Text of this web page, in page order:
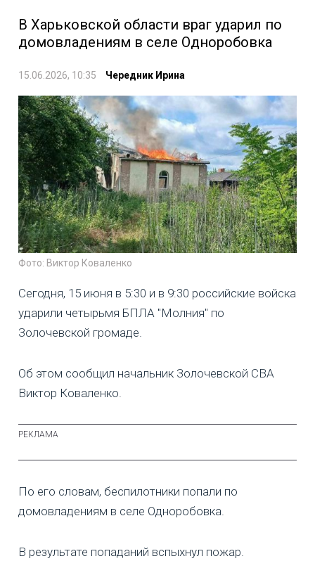
В Харьковской области враг ударил по
домовладениям в селе Одноробовка
15.06.2026, 10:35 Чередник Ирина
Фото: Виктор Коваленко
Сегодня, 15 июня в 5:30 и в 9:30 российские войска
ударили четырьмя БПЛА "Молния" по
Золочевской громаде.
Об этом сообщил начальник Золочевской СВА
Виктор Коваленко.
По его словам, беспилотники попали по
домовладениям в селе Одноробовка.
В результате попаданий вспыхнул пожар.